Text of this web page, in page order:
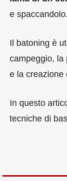
e spaccandolo.
Il batoning è
campeggio, la
e la creazione
In questo
tecniche di